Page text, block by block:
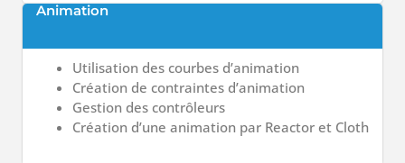
Animation
Utilisation des courbes d’animation
Création de contraintes d’animation
Gestion des contrôleurs
Création d’une animation par Reactor et Cloth